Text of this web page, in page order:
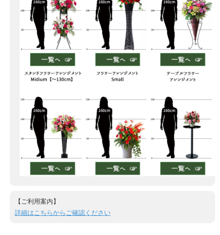
【ご利用案内】
詳細はこちらからご確認ください